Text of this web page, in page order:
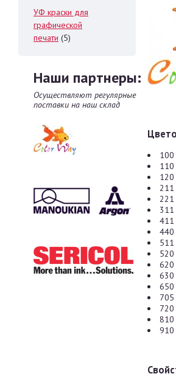
УФ краски для
графической
печати (5)
Наши партнеры:
Осуществляют регулярные
поставки на наш склад
100
110
211
221
311
411
440
511
520
620
630
650
705
720
810
910